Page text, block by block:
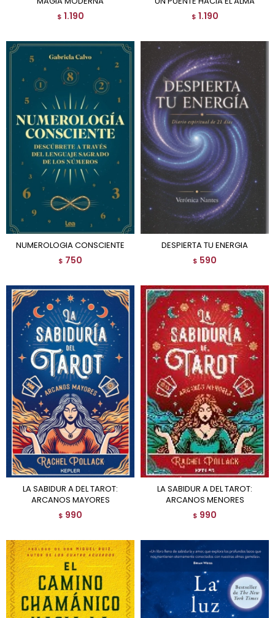
$ 1.190 $ 1.190
NUMEROLOGIA CONSCIENTE
$ 750
DESPIERTA TU ENERGIA
$ 590
LA SABIDUR A DEL TAROT:
ARCANOS MAYORES
$ 990
LA SABIDUR A DEL TAROT:
ARCANOS MENORES
$ 990